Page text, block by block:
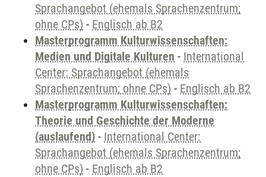
Sprachangebot (ehemals Sprachenzentrum;
ohne CPs) - Englisch ab B2
Masterprogramm Kulturwissenschaften:
Medien und Digitale Kulturen - International
Center: Sprachangebot (ehemals
Sprachenzentrum; ohne CPs) - Englisch ab B2
Masterprogramm Kulturwissenschaften:
Theorie und Geschichte der Moderne
(auslaufend) - International Center:
Sprachangebot (ehemals Sprachenzentrum;
ohne CPs) - Englisch ab B2